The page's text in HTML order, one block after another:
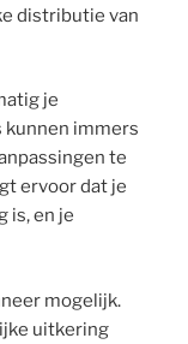
distributie van
je
kunnen immers
te
ervoor dat je
is, en je
mogelijk.
uitkering